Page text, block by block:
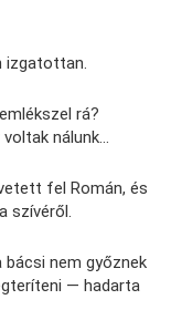
izgatottan.
rá?
nálunk…
fel Román, és
szívéről.
bácsi nem győznek
— hadarta